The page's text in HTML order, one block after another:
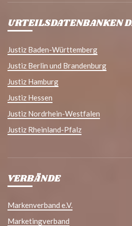
URTEILSDATENBANKEN
Justiz Baden-Württemberg
Justiz Berlin und Brandenburg
Justiz Hamburg
Justiz Hessen
Justiz Nordrhein-Westfalen
Justiz Rheinland-Pfalz
VERBÄNDE
Markenverband e.V.
Marketingverband